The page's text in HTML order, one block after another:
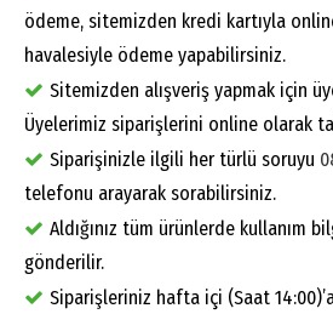
ödeme, sitemizden kredi kartıyla
havalesiyle ödeme yapabilirsiniz.
Sitemizden alışveriş yapmak için
Üyelerimiz siparişlerini online olarak
Siparişinizle ilgili her türlü soruyu
telefonu arayarak sorabilirsiniz.
Aldığınız tüm ürünlerde kullanım
gönderilir.
Siparişleriniz hafta içi (Saat